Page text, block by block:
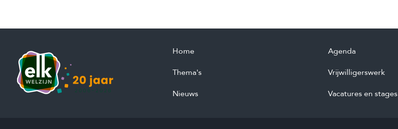
Home
Thema's
Nieuws
Agenda
Vrijwilligerswerk
Vacatures en stages